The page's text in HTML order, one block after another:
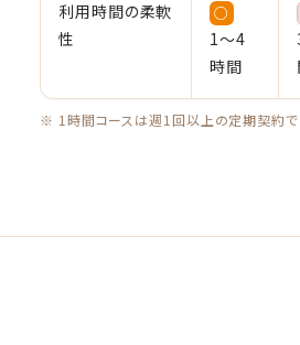
利用時間の柔軟
性
○
1〜4
時間
※ 1時間コースは週1回以上の定期契約